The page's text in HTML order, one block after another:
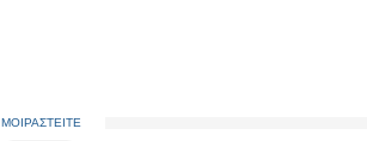
ΜΟΙΡΑΣΤΕΙΤΕ